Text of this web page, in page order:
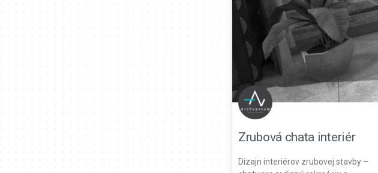
Zrubová chata interiér
Dizajn interiérov zrubovej stavby –